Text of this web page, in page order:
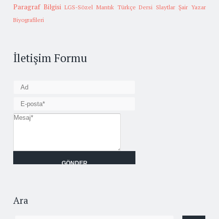
Paragraf Bilgisi LGS-Sözel Mantık Türkçe Dersi Slaytlar Şair Yazar
Biyografileri
İletişim Formu
Ara